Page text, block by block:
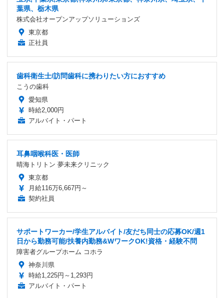
葉県、栃木県
株式会社オープンアップソリューションズ
東京都
正社員
歯科衛生士/訪問歯科に携わりたい方におすすめ
こうの歯科
愛知県
時給2,000円
アルバイト・パート
耳鼻咽喉科医・医師
晴海トリトン 夢未来クリニック
東京都
月給116万6,667円～
契約社員
サポートワーカー/学生アルバイト/友だち同士の応募OK/週1
日から勤務可能/扶養内勤務&WワークOK!資格・経験不問
障害者グループホーム コホラ
神奈川県
時給1,225円～1,293円
アルバイト・パート